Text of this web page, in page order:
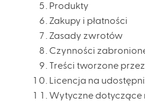
Produkty
Zakupy i płatności
Zasady zwrotów
Czynności
Treści tworzone
Licencja na
Wytyczne dotyczące